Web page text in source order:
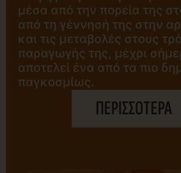
μέσα από την πορεία της
από τη γέννησή της στην
και τις μεταβολές στους
παραγωγής της, μέχρι
αποτελεί ένα από τα πιο
παγκοσμίως.
ΠΕΡΙΣΣΟΤΕΡΑ